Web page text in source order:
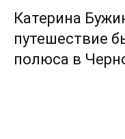
Катерина
путешествие
полюса в